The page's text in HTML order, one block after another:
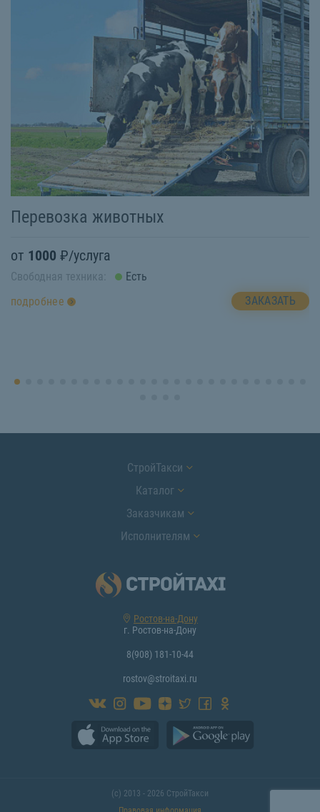
Перевозка животных
от 1000 ₽/услуга
Свободная техника:
Есть
подробнее
ЗАКАЗАТЬ
СтройТакси
Каталог
Заказчикам
Исполнителям
Ростов-на-Дону
г. Ростов-на-Дону
8(908) 181-10-44
rostov@stroitaxi.ru
(с) 2013 - 2026 СтройТакси